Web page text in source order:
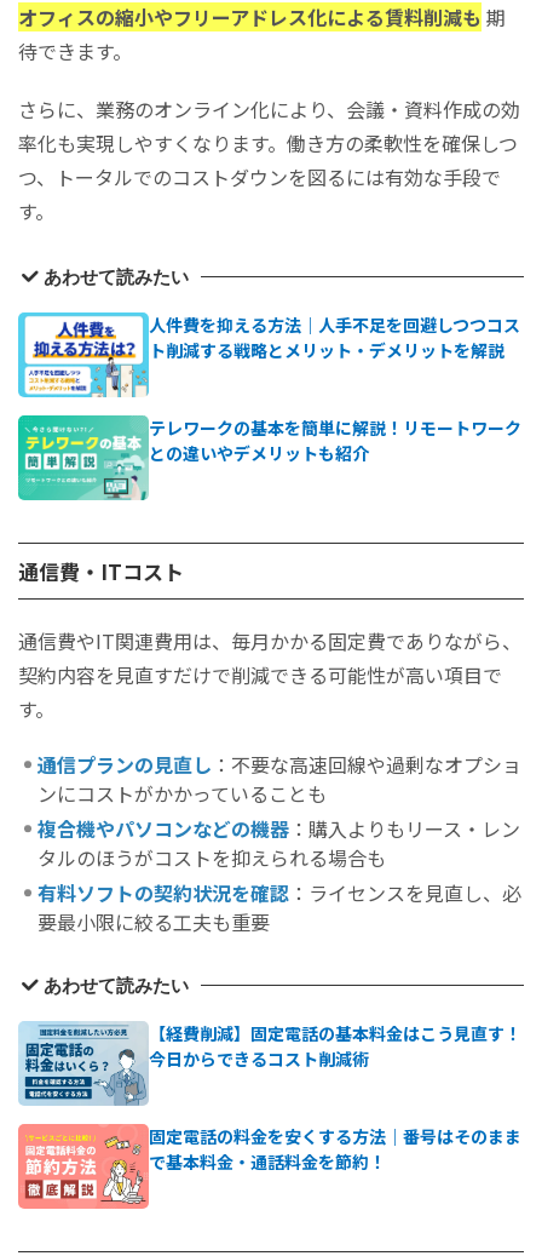
オフィスの縮小やフリーアドレス化による賃料削減も 期
待できます。
さらに、業務のオンライン化により、会議・資料作成の効
率化も実現しやすくなります。働き方の柔軟性を確保しつ
つ、トータルでのコストダウンを図るには有効な手段で
す。
あわせて読みたい
人件費を抑える方法｜人手不足を回避しつつコス
ト削減する戦略とメリット・デメリットを解説
テレワークの基本を簡単に解説！リモートワーク
との違いやデメリットも紹介
通信費・ITコスト
通信費やIT関連費用は、毎月かかる固定費でありながら、
契約内容を見直すだけで削減できる可能性が高い項目で
す。
通信プランの見直し ：不要な高速回線や過剰なオプショ
ンにコストがかかっていることも
複合機やパソコンなどの機器 ：購入よりもリース・レン
タルのほうがコストを抑えられる場合も
有料ソフトの契約状況を確認 ：ライセンスを見直し、必
要最小限に絞る工夫も重要
あわせて読みたい
【経費削減】固定電話の基本料金はこう見直す！
今日からできるコスト削減術
固定電話の料金を安くする方法｜番号はそのまま
で基本料金・通話料金を節約！